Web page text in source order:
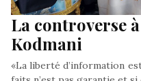
La controverse
Kodmani
«La liberté d’information